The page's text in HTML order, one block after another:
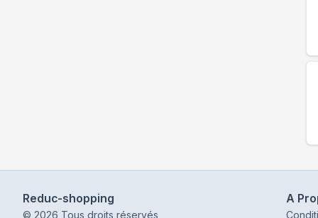
Reduc-shopping
© 2026 Tous droits réservés
A